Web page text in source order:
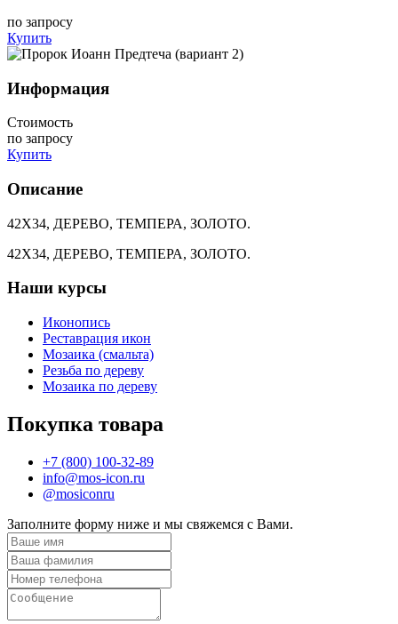
по запросу
Купить
Информация
Стоимость
по запросу
Купить
Описание
42Х34, ДЕРЕВО, ТЕМПЕРА, ЗОЛОТО.
42Х34, ДЕРЕВО, ТЕМПЕРА, ЗОЛОТО.
Наши курсы
Иконопись
Реставрация икон
Мозаика (смальта)
Резьба по дереву
Мозаика по дереву
Покупка товара
+7 (800) 100-32-89
info@mos-icon.ru
@mosiconru
Заполните форму ниже и мы свяжемся с Вами.